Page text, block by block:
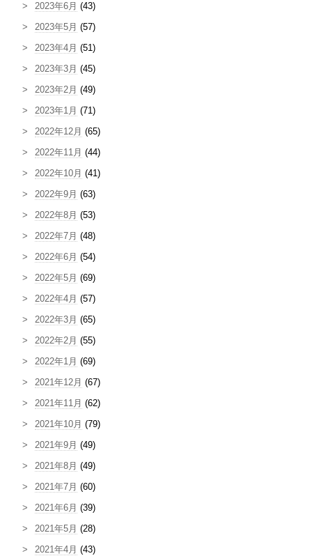
2023年6月 (43)
2023年5月 (57)
2023年4月 (51)
2023年3月 (45)
2023年2月 (49)
2023年1月 (71)
2022年12月 (65)
2022年11月 (44)
2022年10月 (41)
2022年9月 (63)
2022年8月 (53)
2022年7月 (48)
2022年6月 (54)
2022年5月 (69)
2022年4月 (57)
2022年3月 (65)
2022年2月 (55)
2022年1月 (69)
2021年12月 (67)
2021年11月 (62)
2021年10月 (79)
2021年9月 (49)
2021年8月 (49)
2021年7月 (60)
2021年6月 (39)
2021年5月 (28)
2021年4月 (43)